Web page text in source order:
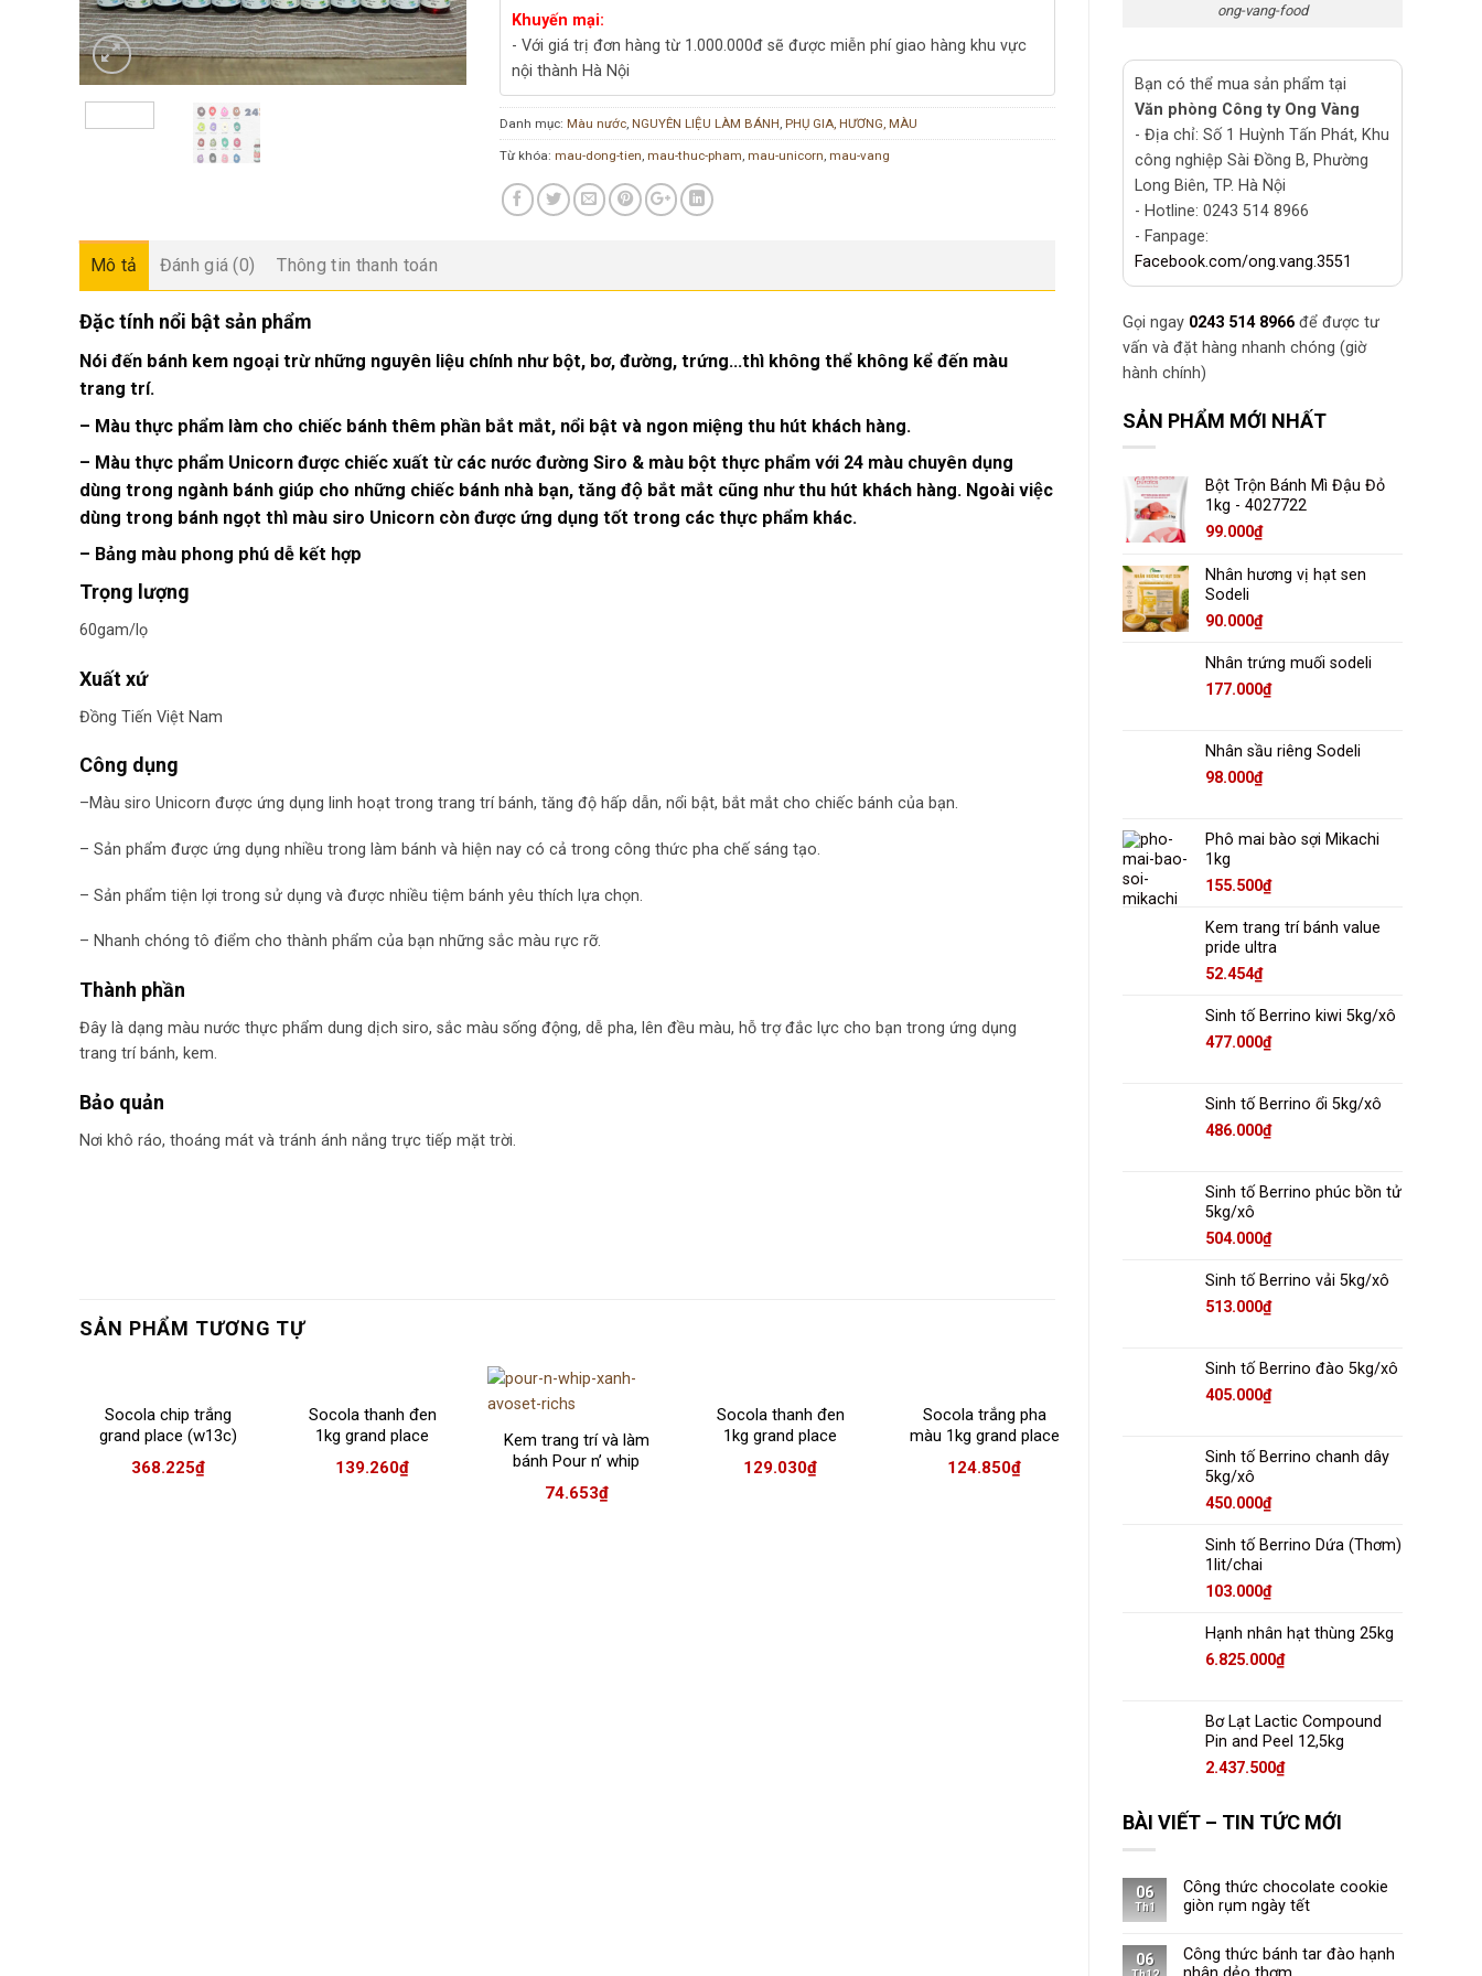
Khuyến mại:
- Với giá trị đơn hàng từ 1.000.000đ sẽ được miễn phí giao hàng khu vực
nội thành Hà Nội
Danh mục:Màu nước ,NGUYÊN LIỆU LÀM BÁNH ,PHỤ GIA, HƯƠNG, MÀU
Từ khóa:mau-dong-tien ,mau-thuc-pham ,mau-unicorn ,mau-vang
Mô tả Đánh giá (0) Thông tin thanh toán
Đặc tính nổi bật sản phẩm
Nói đến bánh kem ngoại trừ những nguyên liệu chính như bột, bơ, đường, trứng…thì không thể không kể đến màu
trang trí.
– Màu thực phẩm làm cho chiếc bánh thêm phần bắt mắt, nổi bật và ngon miệng thu hút khách hàng.
– Màu thực phẩm Unicorn được chiếc xuất từ các nước đường Siro & màu bột thực phẩm với 24 màu chuyên dụng
dùng trong ngành bánh giúp cho những chiếc bánh nhà bạn, tăng độ bắt mắt cũng như thu hút khách hàng. Ngoài việc
dùng trong bánh ngọt thì màu siro Unicorn còn được ứng dụng tốt trong các thực phẩm khác.
– Bảng màu phong phú dễ kết hợp
Trọng lượng
60gam/lọ
Xuất xứ
Đồng Tiến Việt Nam
Công dụng
–Màu siro Unicorn được ứng dụng linh hoạt trong trang trí bánh, tăng độ hấp dẫn, nổi bật, bắt mắt cho chiếc bánh của bạn.
– Sản phẩm được ứng dụng nhiều trong làm bánh và hiện nay có cả trong công thức pha chế sáng tạo.
– Sản phẩm tiện lợi trong sử dụng và được nhiều tiệm bánh yêu thích lựa chọn.
– Nhanh chóng tô điểm cho thành phẩm của bạn những sắc màu rực rỡ.
Thành phần
Đây là dạng màu nước thực phẩm dung dịch siro, sắc màu sống động, dễ pha, lên đều màu, hỗ trợ đắc lực cho bạn trong ứng dụng
trang trí bánh, kem.
Bảo quản
Nơi khô ráo, thoáng mát và tránh ánh nắng trực tiếp mặt trời.
SẢN PHẨM TƯƠNG TỰ
Socola chip trắng
grand place (w13c)
2,5kg
368.225₫
Socola thanh đen
1kg grand place
(D004)
139.260₫
Kem trang trí và làm
bánh Pour n’ whip
xanh avoset rich’s
74.653₫
Socola thanh đen
1kg grand place
(D045)
129.030₫
Socola trắng pha
màu 1kg grand place
(w019)
124.850₫
(w007)
278.080₫
Rich’s
92.091
ong-vang-food
Bạn có thể mua sản phẩm tại
Văn phòng Công ty Ong Vàng
- Địa chỉ: Số 1 Huỳnh Tấn Phát, Khu
công nghiệp Sài Đồng B, Phường
Long Biên, TP. Hà Nội
- Hotline: 0243 514 8966
- Fanpage:
Facebook.com/ong.vang.3551
Gọi ngay 0243 514 8966 để được tư
vấn và đặt hàng nhanh chóng (giờ
hành chính)
SẢN PHẨM MỚI NHẤT
Bột Trộn Bánh Mì Đậu Đỏ
1kg - 4027722
99.000₫
Nhân hương vị hạt sen
Sodeli
90.000₫
Nhân trứng muối sodeli
177.000₫
Nhân sầu riêng Sodeli
98.000₫
Phô mai bào sợi Mikachi
1kg
155.500₫
Kem trang trí bánh value
pride ultra
52.454₫
Sinh tố Berrino kiwi 5kg/xô
477.000₫
Sinh tố Berrino ổi 5kg/xô
486.000₫
Sinh tố Berrino phúc bồn tử
5kg/xô
504.000₫
Sinh tố Berrino vải 5kg/xô
513.000₫
Sinh tố Berrino đào 5kg/xô
405.000₫
Sinh tố Berrino chanh dây
5kg/xô
450.000₫
Sinh tố Berrino Dứa (Thơm)
1lit/chai
103.000₫
Hạnh nhân hạt thùng 25kg
6.825.000₫
Bơ Lạt Lactic Compound
Pin and Peel 12,5kg
2.437.500₫
BÀI VIẾT – TIN TỨC MỚI
06
Th1
Công thức chocolate cookie
giòn rụm ngày tết
06
Công thức bánh tar đào hạnh